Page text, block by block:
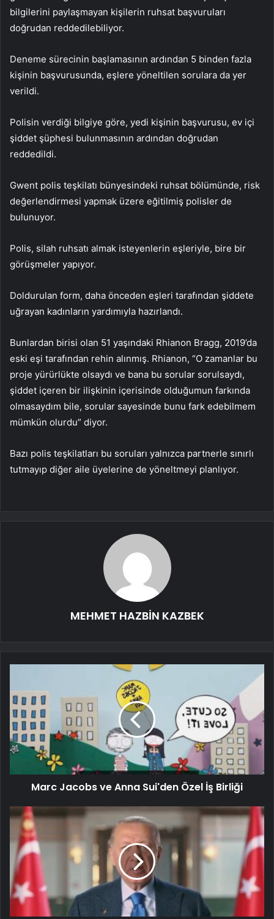
bilgilerini paylaşmayan kişilerin ruhsat başvuruları
doğrudan reddedilebiliyor.
Deneme sürecinin başlamasının ardından 5 binden fazla
kişinin başvurusunda, eşlere yöneltilen sorulara da yer
verildi.
Polisin verdiği bilgiye göre, yedi kişinin başvurusu, ev içi
şiddet şüphesi bulunmasının ardından doğrudan
reddedildi.
Gwent polis teşkilatı bünyesindeki ruhsat bölümünde, risk
değerlendirmesi yapmak üzere eğitilmiş polisler de
bulunuyor.
Polis, silah ruhsatı almak isteyenlerin eşleriyle, bire bir
görüşmeler yapıyor.
Doldurulan form, daha önceden eşleri tarafından şiddete
uğrayan kadınların yardımıyla hazırlandı.
Bunlardan birisi olan 51 yaşındaki Rhianon Bragg, 2019’da
eski eşi tarafından rehin alınmış. Rhianon, “O zamanlar bu
proje yürürlükte olsaydı ve bana bu sorular sorulsaydı,
şiddet içeren bir ilişkinin içerisinde olduğumun farkında
olmasaydım bile, sorular sayesinde bunu fark edebilmem
mümkün olurdu” diyor.
Bazı polis teşkilatları bu soruları yalnızca partnerle sınırlı
tutmayıp diğer aile üyelerine de yöneltmeyi planlıyor.
MEHMET HAZBİN KAZBEK
Marc Jacobs ve Anna Sui'den Özel İş Birliği